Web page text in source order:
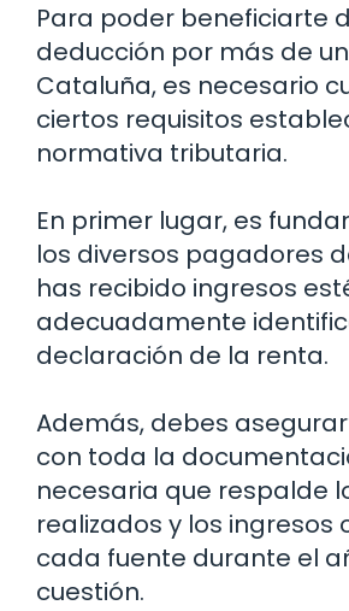
Para poder beneficiarte
deducción por más de
Cataluña, es necesario
ciertos requisitos
normativa tributaria.
En primer lugar, es
los diversos pagadores
has recibido ingresos
adecuadamente
declaración de la renta.
Además, debes
con toda la
necesaria que respalde
realizados y los ingresos
cada fuente durante el
cuestión.